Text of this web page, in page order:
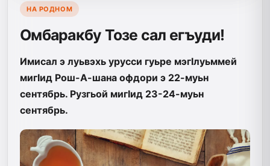
НА РОДНОМ
Омбаракбу Тозе сал егъуди!
Имисал э луьвэхь урусси гуьре мэгIлуьммей
мигIид Рош-А-шана офдори э 22-муьн
сентябрь. Рузгьой мигIид 23-24-муьн
сентябрь.